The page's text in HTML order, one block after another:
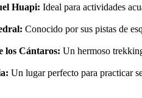
Huapi: Ideal para actividades
Conocido por sus pistas de
los Cántaros: Un hermoso
Un lugar perfecto para practicar